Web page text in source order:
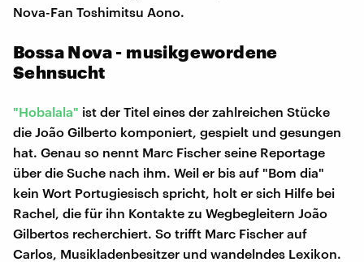
Nova-Fan Toshimitsu Aono.
Bossa Nova - musikgewordene
Sehnsucht
"Hobalala" ist der Titel eines der zahlreichen Stücke
die João Gilberto komponiert, gespielt und gesungen
hat. Genau so nennt Marc Fischer seine Reportage
über die Suche nach ihm. Weil er bis auf "Bom dia"
kein Wort Portugiesisch spricht, holt er sich Hilfe bei
Rachel, die für ihn Kontakte zu Wegbegleitern João
Gilbertos recherchiert. So trifft Marc Fischer auf
Carlos, Musikladenbesitzer und wandelndes Lexikon.